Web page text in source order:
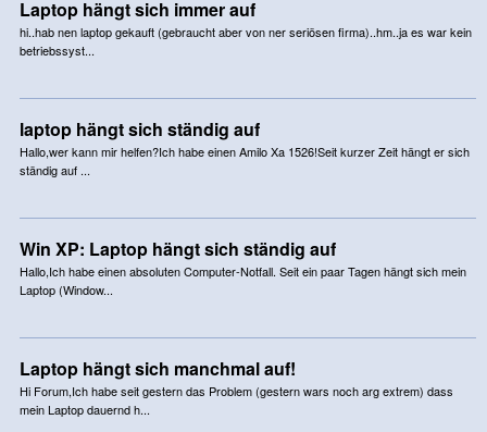
Laptop hängt sich immer auf
hi..hab nen laptop gekauft (gebraucht aber von ner seriösen firma)..hm..ja es war kein
betriebssyst...
laptop hängt sich ständig auf
Hallo,wer kann mir helfen?Ich habe einen Amilo Xa 1526!Seit kurzer Zeit hängt er sich
ständig auf ...
Win XP: Laptop hängt sich ständig auf
Hallo,Ich habe einen absoluten Computer-Notfall. Seit ein paar Tagen hängt sich mein
Laptop (Window...
Laptop hängt sich manchmal auf!
Hi Forum,Ich habe seit gestern das Problem (gestern wars noch arg extrem) dass
mein Laptop dauernd h...